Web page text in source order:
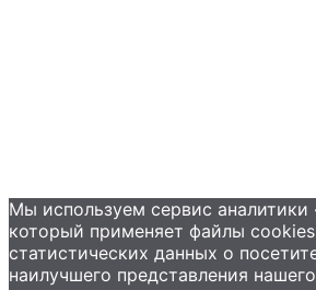
Мы используем сервис аналитики
который применяет файлы
статистических данных о
наилучшего представления